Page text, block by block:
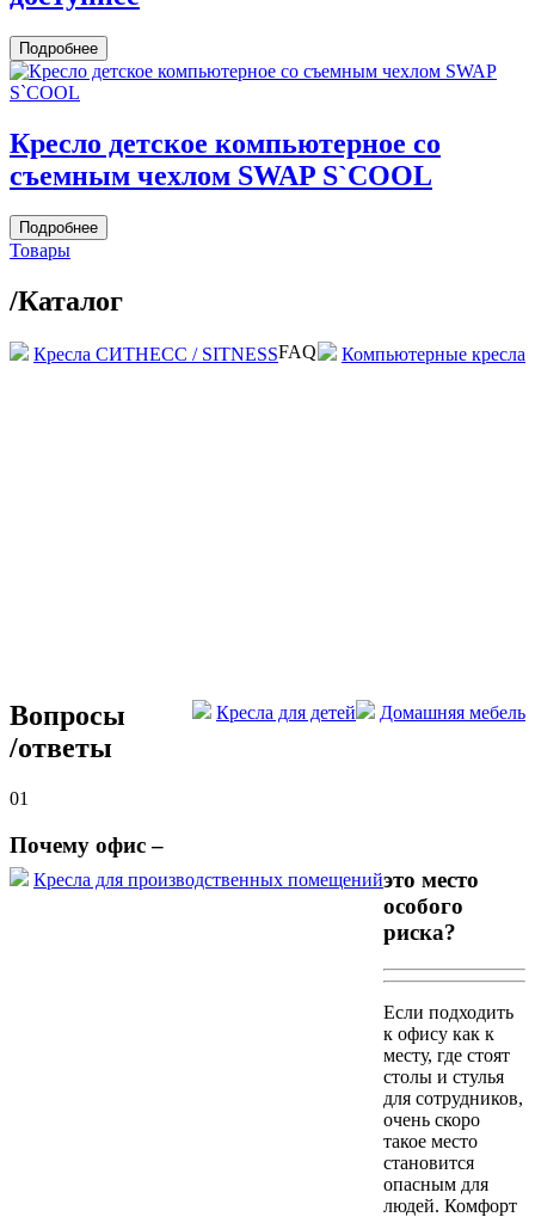
Подробнее
Кресло детское компьютерное со
съемным чехлом SWAP S`COOL
Подробнее
Товары
/Каталог
Компьютерные кресла
Кресла СИТНЕСС / SITNESS
Домашняя мебель
Кресла для детей
Кресла для производственных помещений
FAQ
Вопросы
/ответы
01
Почему офис –
это место
особого
риска?
Если подходить
к офису как к
месту, где стоят
столы и стулья
для сотрудников,
очень скоро
такое место
становится
опасным для
людей. Комфорт